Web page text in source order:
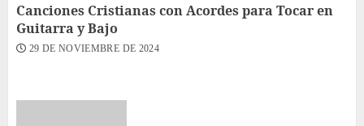
Canciones Cristianas con Acordes para Tocar en
Guitarra y Bajo
29 DE NOVIEMBRE DE 2024